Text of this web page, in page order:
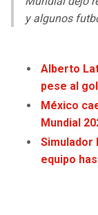
LIGA BETPLAY
STEELERS
TEXANS
COLTS
HORNETS
HEAT
MAGIC
y algunos
Alberto
pese al
México
Mundial
Simulador
equipo